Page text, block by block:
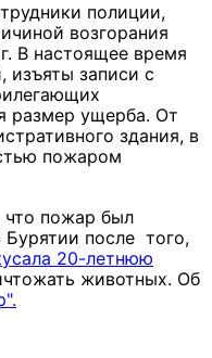
полиции,
возгорания
В настоящее время
изъяты записи с
размер ущерба. От
здания, в
пожаром
что пожар был
после того,
20-летнюю
животных. Об